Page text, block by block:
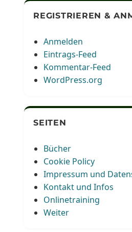
REGISTRIEREN &
Anmelden
Eintrags-Feed
Kommentar-Feed
WordPress.org
SEITEN
Bücher
Cookie Policy
Impressum und
Kontakt und Infos
Onlinetraining
Weiter